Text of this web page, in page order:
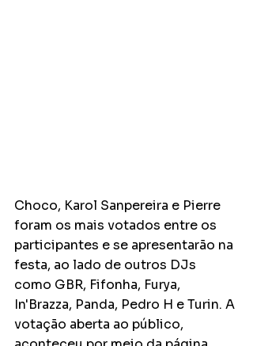
Choco, Karol Sanpereira e Pierre
foram os mais votados entre os
participantes e se apresentarão na
festa, ao lado de outros DJs
como GBR, Fifonha, Furya,
In'Brazza, Panda, Pedro H e Turin. A
votação aberta ao público,